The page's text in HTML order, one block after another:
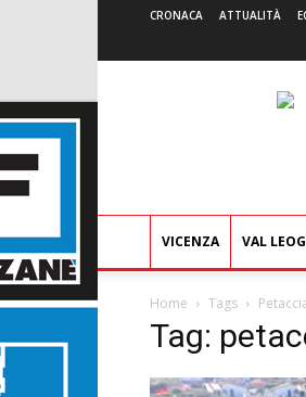
CRONACA ATTUALITÀ
VICENZA VAL
Home Tags
Tag: